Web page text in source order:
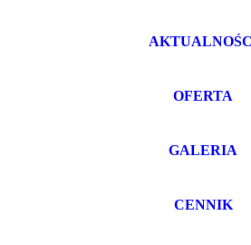
OFERTA
GALERIA
CENNIK